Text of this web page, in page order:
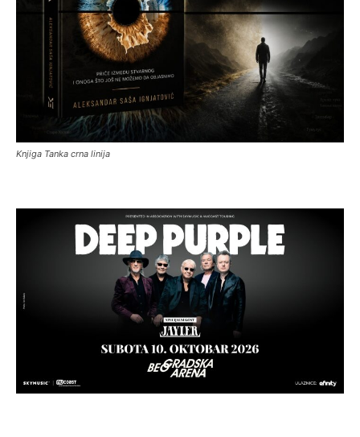
Knjiga Tanka crna linija